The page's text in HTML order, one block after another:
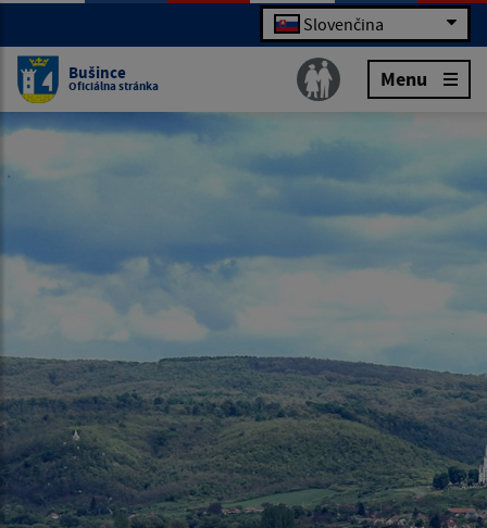
Slovenčina
Bušince
Oficiálna stránka Menu